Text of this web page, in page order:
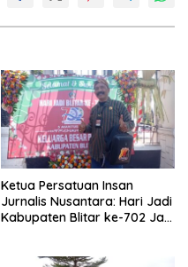
Ketua Persatuan Insan
Jurnalis Nusantara: Hari Jadi
Kabupaten Blitar ke-702 Jadi